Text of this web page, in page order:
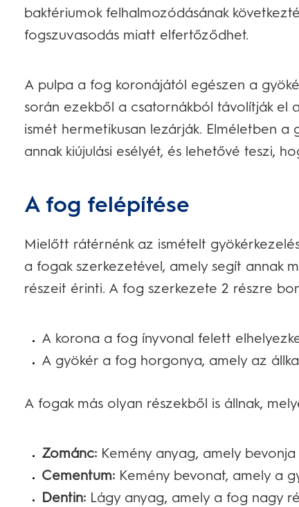
baktériumok felhalmozódásának
fogszuvasodás miatt elfertőződhet.
A pulpa a fog koronájától egészen a
során ezekből a csatornákból távolítják
ismét hermetikusan lezárják. Elméletben
annak kiújulási esélyét, és lehetővé teszi,
A fog felépítése
Mielőtt rátérnénk az ismételt
a fogak szerkezetével, amely segít annak
részeit érinti. A fog szerkezete 2 részre
A korona a fog ínyvonal felett
A gyökér a fog horgonya, amely az
A fogak más olyan részekből is állnak,
Zománc: Kemény anyag, amely
Cementum: Kemény bevonat, amely a
Dentin: Lágy anyag, amely a fog nagy